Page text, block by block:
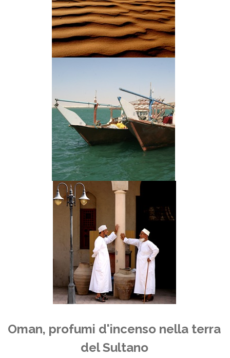
Oman, profumi d'incenso nella terra
del Sultano